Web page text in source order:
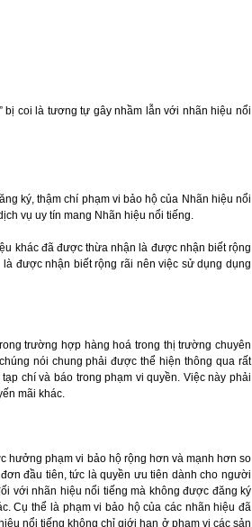
bị coi là tương tự gây nhầm lẫn với nhãn hiệu nổi
ký, thậm chí phạm vi bảo hộ của Nhãn hiệu nổi
vụ uy tín mang Nhãn hiệu nổi tiếng.
khác đã được thừa nhận là được nhận biết rộng
được nhận biết rộng rãi nên việc sử dụng dụng
trường hợp hàng hoá trong thị trường chuyên
nói chung phải được thể hiện thông qua rất
chí và báo trong phạm vi quyền. Việc này phải
mãi khác.
hưởng phạm vi bảo hộ rộng hơn và mạnh hơn so
đầu tiên, tức là quyền ưu tiên dành cho người
với nhãn hiệu nổi tiếng mà không được đăng ký
Cụ thể là phạm vi bảo hộ của các nhãn hiệu đã
nổi tiếng không chỉ giới hạn ở phạm vi các sản